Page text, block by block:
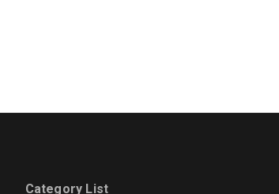
Category List